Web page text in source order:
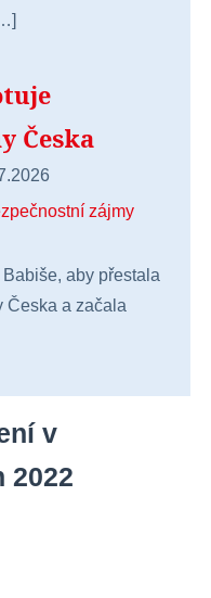
Česka
aby přestala
Česka a začala
v
2022